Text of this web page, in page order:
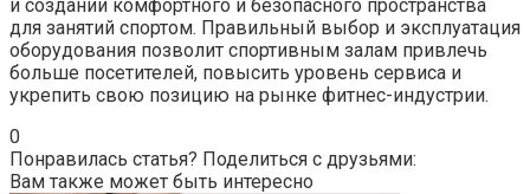
и создании комфортного и безопасного пространства
для занятий спортом. Правильный выбор и эксплуатация
оборудования позволит спортивным залам привлечь
больше посетителей, повысить уровень сервиса и
укрепить свою позицию на рынке фитнес-индустрии.
0
Понравилась статья? Поделиться с друзьями:
Вам также может быть интересно